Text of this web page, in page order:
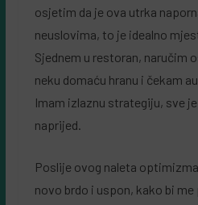
osjetim da je ova utrka
neuslovima, to je idealno
Sjednem u restoran, naručim
neku domaću hranu i čekam
Imam izlaznu strategiju, sve
naprijed.
Poslije ovog naleta
novo brdo i uspon, kako bi